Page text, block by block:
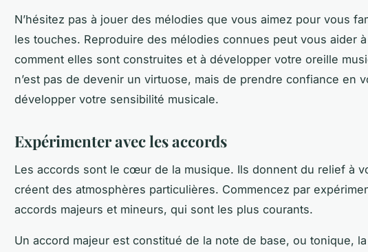
N’hésitez pas à jouer des mélodies que vous aimez pour vous
les touches. Reproduire des mélodies connues peut vous aider
comment elles sont construites et à développer votre oreille
n’est pas de devenir un virtuose, mais de prendre confiance en
développer votre sensibilité musicale.
Expérimenter avec les accords
Les accords sont le cœur de la musique. Ils donnent du relief à
créent des atmosphères particulières. Commencez par
accords majeurs et mineurs, qui sont les plus courants.
Un accord majeur est constitué de la note de base, ou tonique,